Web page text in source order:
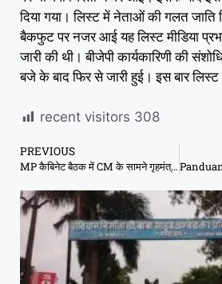
दिया गया। लिस्ट में नेताओं की गलत जाति
बैकफुट पर नजर आई यह लिस्ट मीडिया
जारी की थी। बीजेपी कार्यकारिणी की
बजे के बाद फिर से जारी हुई। इस बार लिस्ट
recent visitors 308
PREVIOUS
MP कैबिनेट बैठक में CM के सामने गृहमंत्री नरोत्त भड़के